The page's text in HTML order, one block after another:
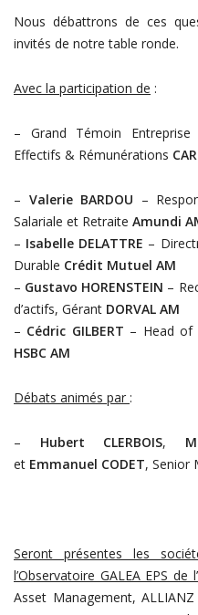
Nous débattrons de ces
invités de notre table ronde.
Avec la participation de :
– Grand Témoin Entreprise
Effectifs & Rémunérations
– Valerie BARDOU –
Salariale et Retraite Amundi
– Isabelle DELATTRE –
Durable Crédit Mutuel AM
– Gustavo HORENSTEIN –
d’actifs, Gérant DORVAL AM
– Cédric GILBERT – Head of
HSBC AM
Débats animés par :
– Hubert CLERBOIS,
et Emmanuel CODET, Senior
Seront présentes les
l’Observatoire GALEA EPS de
Asset Management,